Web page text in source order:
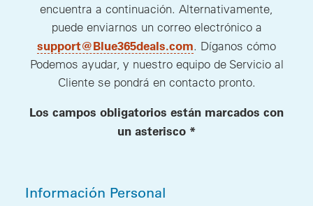
encuentra a continuación. Alternativamente,
puede enviarnos un correo electrónico a
support@Blue365deals.com , nueva Ventana
. Díganos cómo
Podemos ayudar, y nuestro equipo de Servicio al
Cliente se pondrá en contacto pronto.
Los campos obligatorios están marcados con
un asterisco *
Información Personal